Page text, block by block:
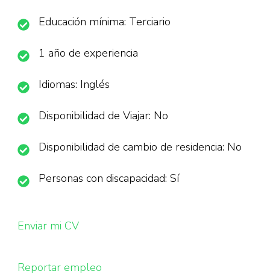
Educación mínima: Terciario
1 año de experiencia
Idiomas: Inglés
Disponibilidad de Viajar: No
Disponibilidad de cambio de residencia: No
Personas con discapacidad: Sí
Enviar mi CV
Reportar empleo